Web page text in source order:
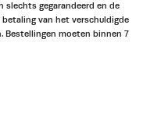
slechts gegarandeerd en de
van het verschuldigde
Bestellingen moeten binnen 7